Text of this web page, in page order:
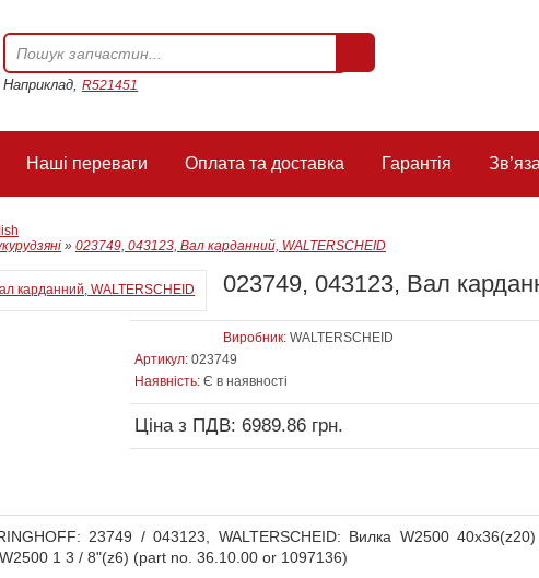
Наприклад, R521451
Наші переваги Оплата та доставка Гарантія
» 023749, 043123, Вал карданний, WALTERSCHEID
023749, 043123, Вал
Виробник: WALTERSCHEID
Артикул: 023749
Наявність: Є в наявності
Ціна з ПДВ: 6989.86 грн.
23749 / 043123, WALTERSCHEID: Вилка W2500
1 3 / 8"(z6) (part no. 36.10.00 or 1097136)